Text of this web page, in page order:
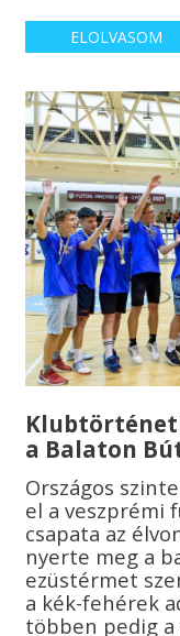
ELOLVASOM
a Balaton
Országos
el a veszprémi
csapata az
nyerte meg a
ezüstérmet
a kék-fehérek
többen pedig